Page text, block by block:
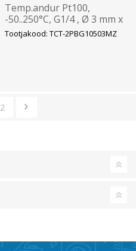
Temp.andur Pt100,
-50..250°C, G1/4 , Ø 3 mm x
50 mm, pistik M12 4-pin,
Stainless steel 1.4571, SICK
Tootjakood: TCT-2PBG10503MZ
2